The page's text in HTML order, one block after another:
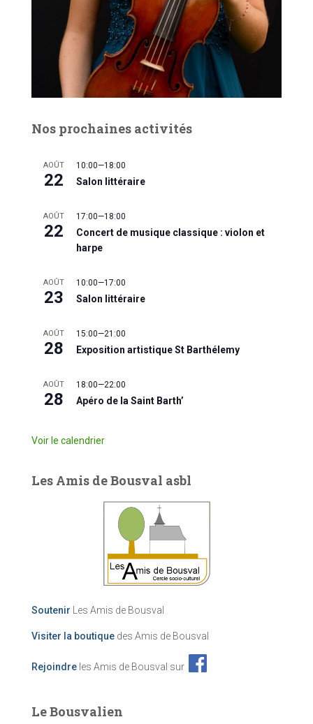
Nos prochaines activités
AOÛT
22
10:00—18:00
Salon littéraire
AOÛT
22
17:00—18:00
Concert de musique classique : violon et
harpe
AOÛT
23
10:00—17:00
Salon littéraire
AOÛT
28
15:00—21:00
Exposition artistique St Barthélemy
AOÛT
28
18:00—22:00
Apéro de la Saint Barth’
Voir le calendrier
Les Amis de Bousval asbl
Soutenir Les Amis de Bousval
Visiter la boutique des Amis de Bousval
Rejoindre les Amis de Bousval sur
Le Bousvalien